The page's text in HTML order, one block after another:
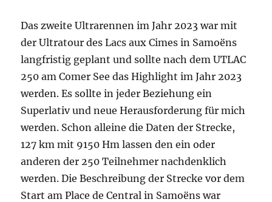
Das zweite Ultrarennen im Jahr 2023 war mit
der Ultratour des Lacs aux Cimes in Samoëns
langfristig geplant und sollte nach dem UTLAC
250 am Comer See das Highlight im Jahr 2023
werden. Es sollte in jeder Beziehung ein
Superlativ und neue Herausforderung für mich
werden. Schon alleine die Daten der Strecke,
127 km mit 9150 Hm lassen den ein oder
anderen der 250 Teilnehmer nachdenklich
werden. Die Beschreibung der Strecke vor dem
Start am Place de Central in Samoëns war